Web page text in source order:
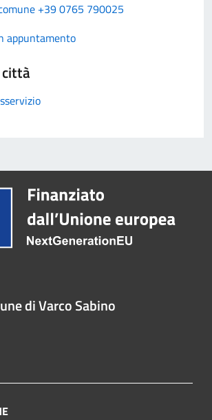
+39 0765 790025
appuntamento
di Varco Sabino